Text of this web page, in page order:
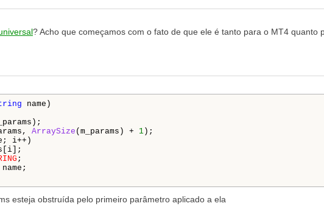
? Acho que começamos com o fato de que ele é tanto para o MT4
name)
ArraySize (m_params) + 1 );
i++)
;
esteja obstruída pelo primeiro parâmetro aplicado a ela